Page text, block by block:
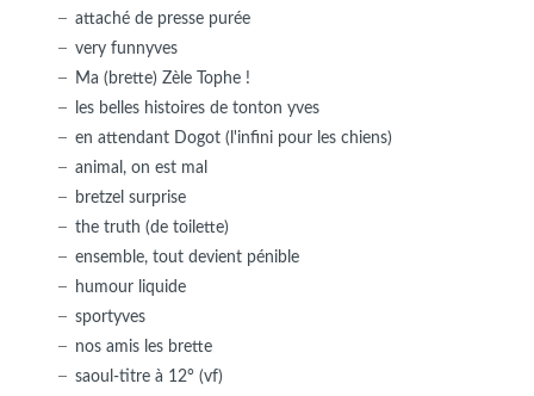
attaché de presse purée
very funnyves
Ma (brette) Zèle Tophe !
les belles histoires de tonton yves
en attendant Dogot (l'infini pour les chiens)
animal, on est mal
bretzel surprise
the truth (de toilette)
ensemble, tout devient pénible
humour liquide
sportyves
nos amis les brette
saoul-titre à 12° (vf)